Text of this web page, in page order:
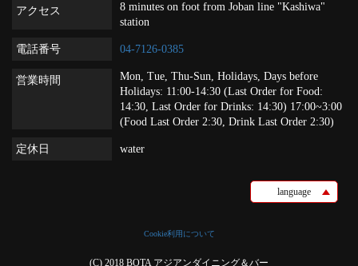
アクセス
8 minutes on foot from Joban line "Kashiwa"
station
電話番号 04-7126-0385
営業時間
Mon, Tue, Thu-Sun, Holidays, Days before
Holidays: 11:00-14:30 (Last Order for Food:
14:30, Last Order for Drinks: 14:30) 17:00~3:00
(Food Last Order 2:30, Drink Last Order 2:30)
定休日 water
language
Cookie利用について
(C) 2018 BOTA アジアンダイニング＆バー